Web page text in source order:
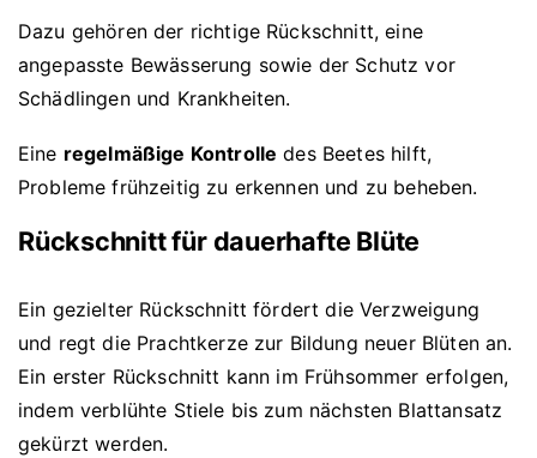
Dazu gehören der richtige Rückschnitt, eine
angepasste Bewässerung sowie der Schutz vor
Schädlingen und Krankheiten.
Eine regelmäßige Kontrolle des Beetes hilft,
Probleme frühzeitig zu erkennen und zu beheben.
Rückschnitt für dauerhafte Blüte
Ein gezielter Rückschnitt fördert die Verzweigung
und regt die Prachtkerze zur Bildung neuer Blüten an.
Ein erster Rückschnitt kann im Frühsommer erfolgen,
indem verblühte Stiele bis zum nächsten Blattansatz
gekürzt werden.